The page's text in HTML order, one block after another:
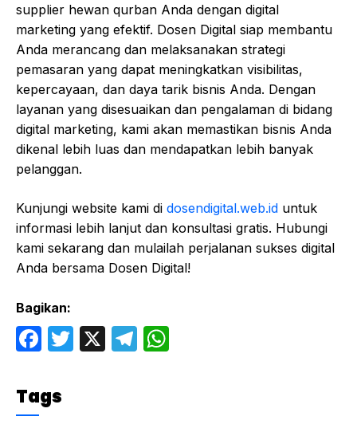
supplier hewan qurban Anda dengan digital
marketing yang efektif. Dosen Digital siap membantu
Anda merancang dan melaksanakan strategi
pemasaran yang dapat meningkatkan visibilitas,
kepercayaan, dan daya tarik bisnis Anda. Dengan
layanan yang disesuaikan dan pengalaman di bidang
digital marketing, kami akan memastikan bisnis Anda
dikenal lebih luas dan mendapatkan lebih banyak
pelanggan.
Kunjungi website kami di dosendigital.web.id untuk
informasi lebih lanjut dan konsultasi gratis. Hubungi
kami sekarang dan mulailah perjalanan sukses digital
Anda bersama Dosen Digital!
Bagikan:
F
c
e
T
X
T
Tags